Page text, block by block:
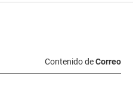
Contenido deCorreo